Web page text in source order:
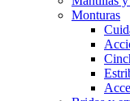
Monturas